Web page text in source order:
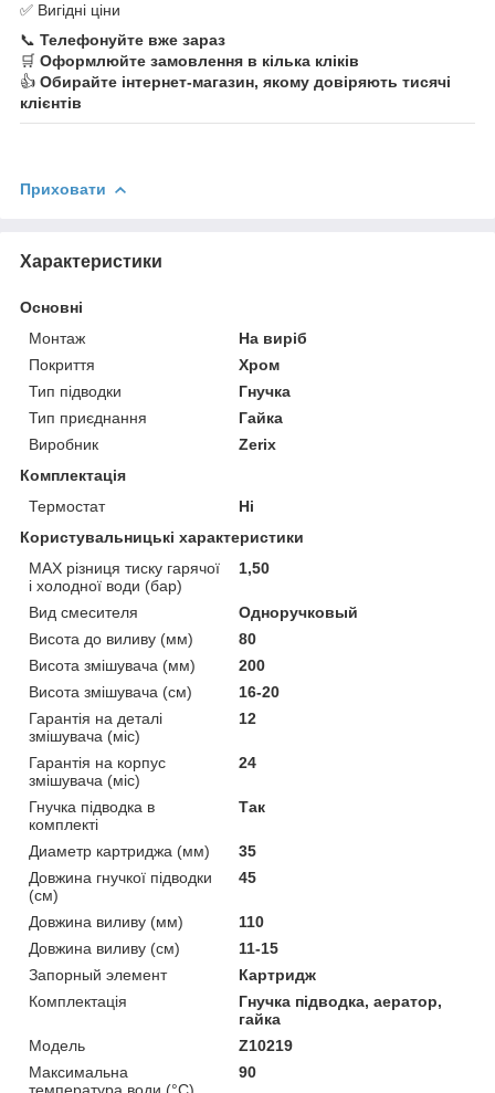
✅ Вигідні ціни
📞 Телефонуйте вже зараз
🛒 Оформлюйте замовлення в кілька кліків
👍 Обирайте інтернет-магазин, якому довіряють тисячі
клієнтів
Приховати
Характеристики
Основні
Монтаж
На виріб
Покриття
Хром
Тип підводки
Гнучка
Тип приєднання
Гайка
Виробник
Zerix
Комплектація
Термостат
Ні
Користувальницькі характеристики
MAX різниця тиску гарячої
і холодної води (бар)
1,50
Вид смесителя
Одноручковый
Висота до виливу (мм)
80
Висота змішувача (мм)
200
Висота змішувача (см)
16-20
Гарантія на деталі
змішувача (міс)
12
Гарантія на корпус
змішувача (міс)
24
Гнучка підводка в
комплекті
Так
Диаметр картриджа (мм)
35
Довжина гнучкої підводки
(см)
45
Довжина виливу (мм)
110
Довжина виливу (см)
11-15
Запорный элемент
Картридж
Комплектація
Гнучка підводка, аератор,
гайка
Мoдель
Z10219
Максимальна
температура води (°C)
90